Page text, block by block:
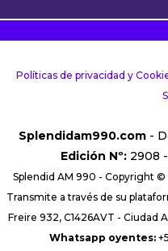
Políticas de privacidad y
Splendidam990.com-
Edición Nº:2908 -
Splendid AM 990 - Copyright
Transmite a través de su
Freire 932, C1426AVT - Ciudad
Whatsapp oyentes: